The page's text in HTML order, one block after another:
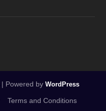
| Powered by WordPress
Terms and Conditions